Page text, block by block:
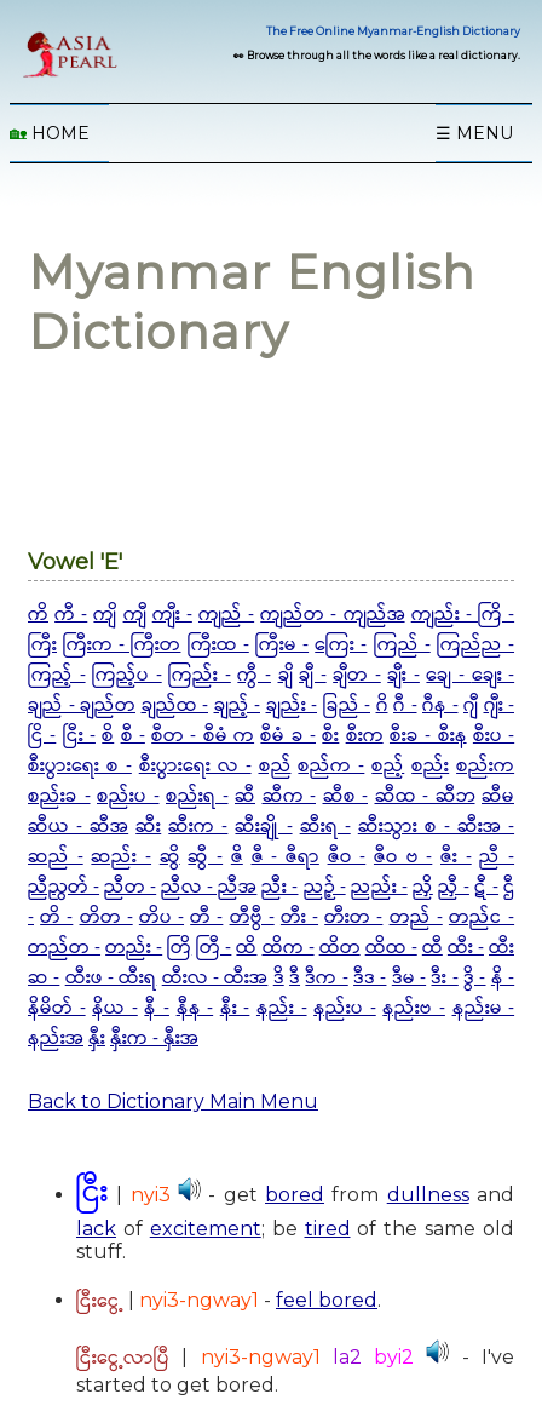
The Free Online Myanmar-English Dictionary
👀 Browse through all the words like a real dictionary.
🏡 HOME ☰ MENU
Myanmar English
Dictionary
Vowel 'E'
ကိ ကီ - ကျိ ကျီ ကျီး - ကျည် - ကျည်တ - ကျည်အ ကျည်း -ကြိ -
ကြီး ကြီးက - ကြီးတ ကြီးထ - ကြီးမ - ကြေး - ကြည် - ကြည်ည -
ကြည့် - ကြည့်ပ - ကြည်း - ကွီ - ချိ ချီ - ချီတ - ချီး - ချေ -ချေး -
ချည် - ချည်တချည်ထ -ချည့် -ချည်း - ခြည် -ဂိဂီ -ဂီန -ဂျီဂျီး -
ငြိ - ငြီး - စိ စီ - စီတ - စီမံ က စီမံ ခ - စီး စီးက စီးခ - စီးန စီးပ -
စီးပွားရေး စ - စီးပွားရေး လ - စည် စည်က - စည့် စည်း စည်းက
စည်းခ - စည်းပ - စည်းရ - ဆီ ဆီက - ဆီစ - ဆီထ - ဆီဘ ဆီမ
ဆီယ - ဆီအ ဆီး ဆီးက - ဆီးချို - ဆီးရ - ဆီးသွား စ - ဆီးအ -
ဆည် - ဆည်း - ဆွိ ဆွီ - ဇိ ဇီ - ဇီရာ ဇီဝ - ဇီဝ ဗ - ဇီး - ညီ -
ညီညွတ် -ညီတ -ညီလ - ညီအညီး -ညဉ့် -ညည်း -ညှိညှီ -ဋီ -ဌီ
- တိ - တိတ - တိပ - တီ - တီဗွီ - တီး - တီးတ - တည် - တည်င -
တည်တ -တည်း -တြိတြီ -ထိထိက -ထိတထိထ -ထီထီး -ထီး
ဆ -ထီးဖ - ထီးရထီးလ - ထီးအဒိဒီဒီက -ဒီဒ -ဒီမ -ဒီး -ဒွိ -နိ -
နိမိတ် - နိယ - နီ - နီန - နီး - နည်း - နည်းပ - နည်းဗ - နည်းမ -
နည်းအနှီးနှီးက - နှီးအ
Back to Dictionary Main Menu
ငြီး nyi3 - get bored from dullnessand
lack of excitement; be tired of the same old
stuff.
ငြီးငွေ့ nyi3-ngway1 - feel bored .
ငြီးငွေ့လာပြီ nyi3-ngway1 la2 byi2
- I've
started to get bored.